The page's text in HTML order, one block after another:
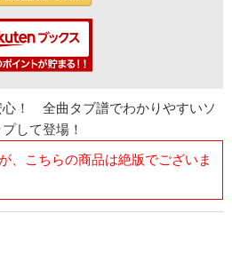
心！ 全曲タブ譜でわかりやすいソ
して登場！
、こちらの商品は絶版でございま